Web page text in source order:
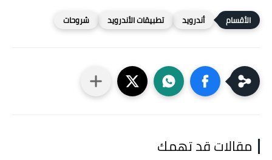
أندرويد تطبيقات الأندرويد شروحات
مقالات قد تهمك